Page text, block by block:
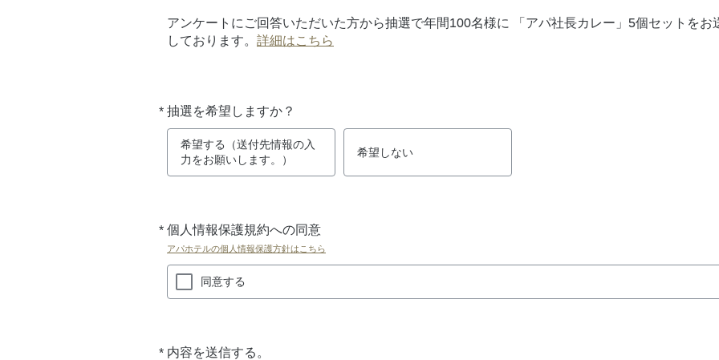
アンケートにご回答いただいた方から抽選で年間100名様に 「アパ社長カレー」5個セットをお
しております。 詳細はこちら
* 抽選を希望しますか？
必
須
希望する（送付先情報の入
力をお願いします。）
希望しない
* 個人情報保護規約への同意
アパホテルの個人情報保護方針はこちら
必
須
同意する
* 内容を送信する。
必